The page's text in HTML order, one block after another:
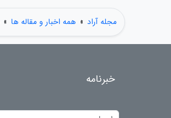
مجله آراد » همه اخبار و مقاله ها »
خبرنامه